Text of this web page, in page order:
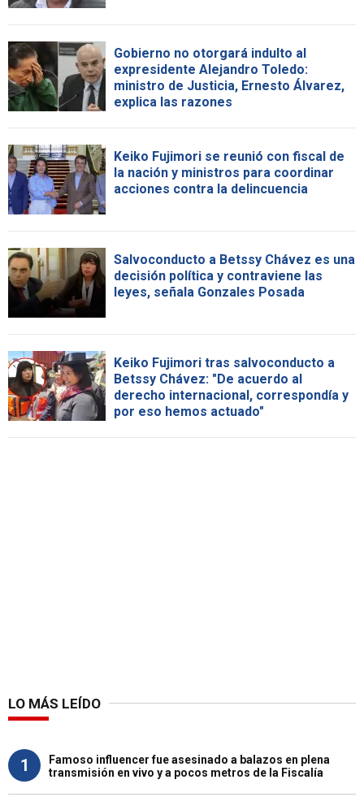
Gobierno no otorgará indulto al
expresidente Alejandro Toledo:
ministro de Justicia, Ernesto Álvarez,
explica las razones
Keiko Fujimori se reunió con fiscal de
la nación y ministros para coordinar
acciones contra la delincuencia
Salvoconducto a Betssy Chávez es una
decisión política y contraviene las
leyes, señala Gonzales Posada
Keiko Fujimori tras salvoconducto a
Betssy Chávez: "De acuerdo al
derecho internacional, correspondía y
por eso hemos actuado"
LO MÁS LEÍDO
1
Famoso influencer fue asesinado a balazos en plena
transmisión en vivo y a pocos metros de la Fiscalía